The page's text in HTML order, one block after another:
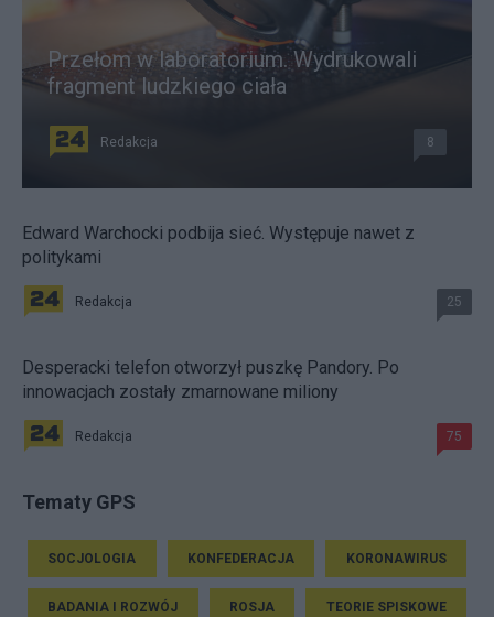
Przełom w laboratorium. Wydrukowali
fragment ludzkiego ciała
Redakcja 8
Edward Warchocki podbija sieć. Występuje nawet z
politykami
Redakcja 25
Desperacki telefon otworzył puszkę Pandory. Po
innowacjach zostały zmarnowane miliony
Redakcja 75
Tematy GPS
SOCJOLOGIA KONFEDERACJA KORONAWIRUS
BADANIA I ROZWÓJ ROSJA TEORIE SPISKOWE